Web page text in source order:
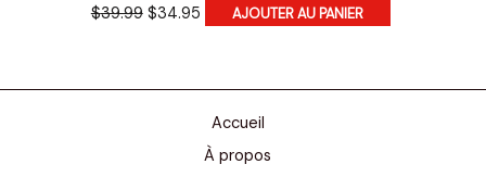
$39.99 Le
$34.95Le
AJOUTER AU PANIER
Accueil
À propos